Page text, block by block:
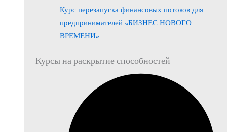
Курс перезапуска финансовых потоков для
предпринимателей «БИЗНЕС НОВОГО
ВРЕМЕНИ»
Курсы на раскрытие способностей